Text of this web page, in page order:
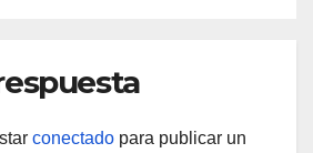
conectado para publicar un